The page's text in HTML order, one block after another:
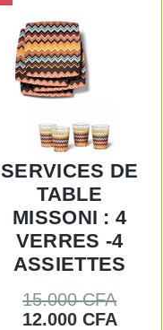
SERVICES DE
TABLE
MISSONI : 4
VERRES -4
ASSIETTES
15.000CFA
12.000 CFA